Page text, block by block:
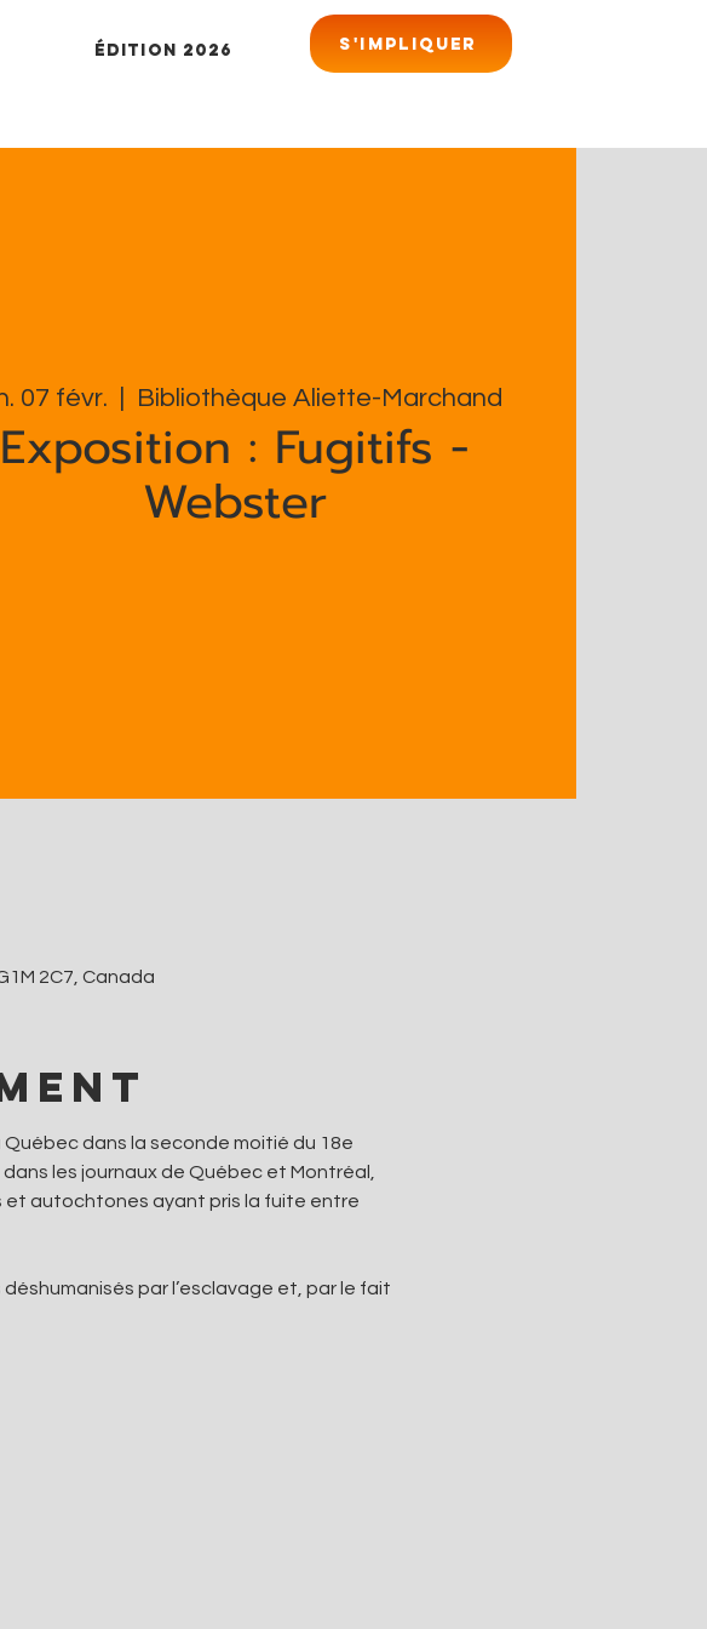
Édition 2026 S'impliquer
07 févr. Bibliothèque Aliette-Marchand
Exposition : Fugitifs -
Webster
2C7, Canada
dans la seconde moitié du 18e
les journaux de Québec et Montréal,
et autochtones ayant pris la fuite entre
par l’esclavage et, par le fait